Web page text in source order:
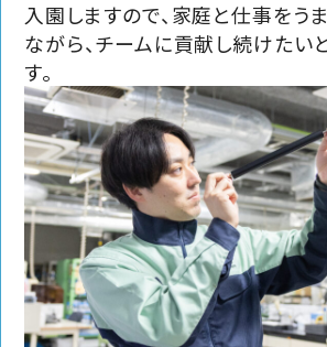
入園しますので、家庭と仕事をう
ながら、チームに貢献し続けたい
す。